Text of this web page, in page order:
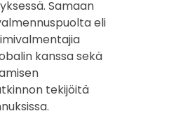
Samaan
eli
kanssa sekä
tekijöitä